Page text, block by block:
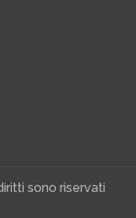
sono riservati